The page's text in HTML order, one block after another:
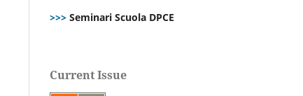
>>> Seminari Scuola DPCE
Current Issue